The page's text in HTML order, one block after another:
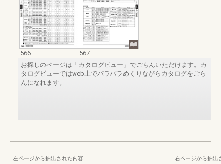
566
567
お探しのページは「カタログビュー」でごらんいただけます。カ
タログビューではweb上でパラパラめくりながらカタログをごら
んになれます。
左ページから抽出された内容
右ページから抽出